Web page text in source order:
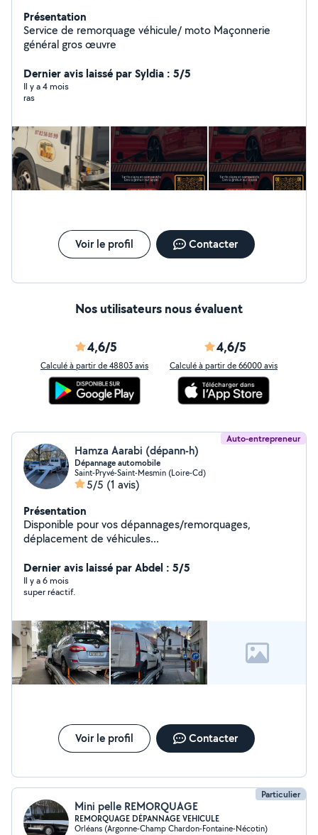
Présentation
Service de remorquage véhicule/ moto Maçonnerie
général gros œuvre
Dernier avis laissé par Syldia : 5/5
Il y a 4 mois
ras
Voir le profil Contacter
Nos utilisateurs nous évaluent
4,6/5
Calculé à partir de 48803 avis
4,6/5
Calculé à partir de 66000 avis
Auto-entrepreneur
Hamza Aarabi (dépann-h)
Dépannage automobile
Saint-Pryvé-Saint-Mesmin (Loire-Cd)
5/5 (1 avis)
Présentation
Disponible pour vos dépannages/remorquages,
déplacement de véhicules...
Dernier avis laissé par Abdel : 5/5
Il y a 6 mois
super réactif.
Voir le profil Contacter
Particulier
Mini pelle REMORQUAGE
REMORQUAGE DÉPANNAGE VEHICULE
Orléans (Argonne-Champ Chardon-Fontaine-Nécotin)